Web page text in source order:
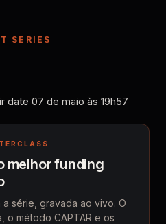
SERIES
date 07 de maio às 19h57
melhor funding
série, gravada ao vivo. O
o método CAPTAR e os